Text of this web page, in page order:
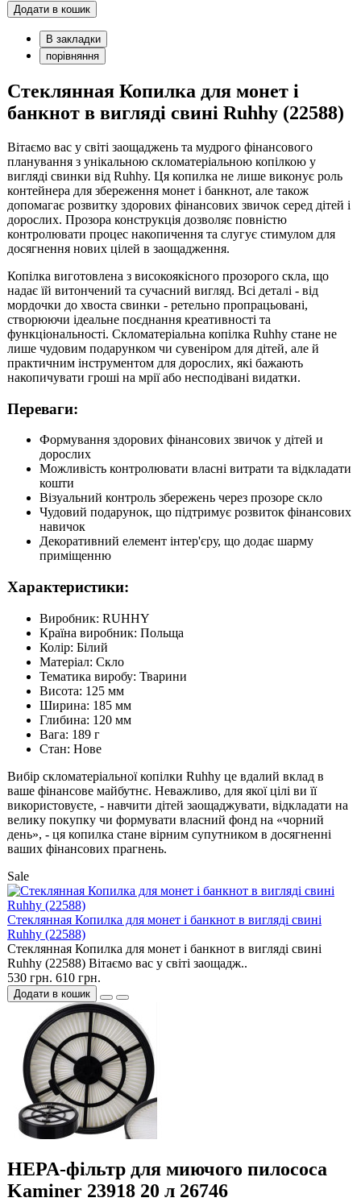
Додати в кошик
В закладки
порівняння
Cтеклянная Копилка для монет і
банкнот в вигляді свині Ruhhy (22588)
Вітаємо вас у світі заощаджень та мудрого фінансового
планування з унікальною скломатеріальною копілкою у
вигляді свинки від Ruhhy. Ця копилка не лише виконує роль
контейнера для збереження монет і банкнот, але також
допомагає розвитку здорових фінансових звичок серед дітей і
дорослих. Прозора конструкція дозволяє повністю
контролювати процес накопичення та слугує стимулом для
досягнення нових цілей в заощадження.
Копілка виготовлена з високоякісного прозорого скла, що
надає їй витончений та сучасний вигляд. Всі деталі - від
мордочки до хвоста свинки - ретельно пропрацьовані,
створюючи ідеальне поєднання креативності та
функціональності. Скломатеріальна копілка Ruhhy стане не
лише чудовим подарунком чи сувеніром для дітей, але й
практичним інструментом для дорослих, які бажають
накопичувати гроші на мрії або несподівані видатки.
Переваги:
Формування здорових фінансових звичок у дітей и
дорослих
Можливість контролювати власні витрати та відкладати
кошти
Візуальний контроль збережень через прозоре скло
Чудовий подарунок, що підтримує розвиток фінансових
навичок
Декоративний елемент інтер'єру, що додає шарму
приміщенню
Характеристики:
Виробник: RUHHY
Країна виробник: Польща
Колір: Білий
Матеріал: Скло
Тематика виробу: Тварини
Висота: 125 мм
Ширина: 185 мм
Глибина: 120 мм
Вага: 189 г
Стан: Нове
Вибір скломатеріальної копілки Ruhhy це вдалий вклад в
ваше фінансове майбутнє. Неважливо, для якої цілі ви її
використовуєте, - навчити дітей заощаджувати, відкладати на
велику покупку чи формувати власний фонд на «чорний
день», - ця копилка стане вірним супутником в досягненні
ваших фінансових прагнень.
Sale
Cтеклянная Копилка для монет і банкнот в вигляді свині
Ruhhy (22588)
Cтеклянная Копилка для монет і банкнот в вигляді свині
Ruhhy (22588) Вітаємо вас у світі заощадж..
530 грн. 610 грн.
Додати в кошик
HEPA-фільтр для миючого пилососа
Kaminer 23918 20 л 26746